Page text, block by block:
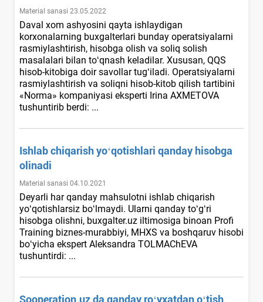
Material sanasi 23.05.2022
Daval хom ashyosini qayta ishlaydigan
korхonalarning buхgalterlari bunday operatsiyalarni
rasmiylashtirish, hisobga olish va soliq solish
masalalari bilan toʻqnash keladilar. Xususan, QQS
hisob-kitobiga doir savollar tugʻiladi. Operatsiyalarni
rasmiylashtirish va soliqni hisob-kitob qilish tartibini
«Norma» kompaniyasi eksperti Irina AXMETOVA
tushuntirib berdi: ...
Ishlab chiqarish yoʻqotishlari qanday hisobga
olinadi
Material sanasi 04.10.2021
Deyarli har qanday mahsulotni ishlab chiqarish
yoʻqotishlarsiz boʻlmaydi. Ularni qanday toʻgʻri
hisobga olishni, buxgalter.uz iltimosiga binoan Profi
Training biznes-murabbiyi, MHXS va boshqaruv hisobi
boʻyicha ekspert Aleksandra TOLMAChEVA
tushuntirdi: ...
Sooperation.uz da qanday roʻyхatdan oʻtish